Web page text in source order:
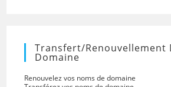
Transfert/renouvellement
Domaine
Renouvelez vos noms de domaine